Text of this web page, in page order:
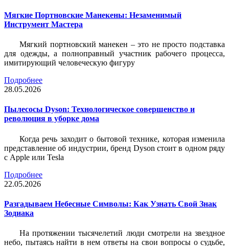
Мягкие Портновские Манекены: Незаменимый
Инструмент Мастера
Мягкий портновский манекен – это не просто подставка
для одежды, а полноправный участник рабочего процесса,
имитирующий человеческую фигуру
Подробнее
28.05.2026
Пылесосы Dyson: Технологическое совершенство и
революция в уборке дома
Когда речь заходит о бытовой технике, которая изменила
представление об индустрии, бренд Dyson стоит в одном ряду
с Apple или Tesla
Подробнее
22.05.2026
Разгадываем Небесные Символы: Как Узнать Свой Знак
Зодиака
На протяжении тысячелетий люди смотрели на звездное
небо, пытаясь найти в нем ответы на свои вопросы о судьбе,